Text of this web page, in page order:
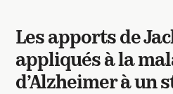
Les apports de
appliqués à la
d’Alzheimer à un